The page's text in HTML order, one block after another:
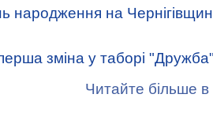
народження на
зміна у таборі
Читайте більше в